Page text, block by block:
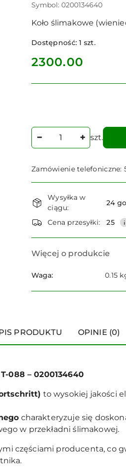
Symbol: 0200134640
Koło ślimakowe
Dostępność:1 szt.
cena:
2300.00
Ilość
szt.
Zamówienie telefoniczne:
Dostępność
i
dostawa
Wysyłka w
ciągu:
24
Cena przesyłki: 25
Więcej o produkcie
Waga: 0.15
PRODUKTU OPINIE (0)
088 – 0200134640
to wysokiej jakości
charakteryzuje się
w przekładni ślimakowej.
częściami producenta, co